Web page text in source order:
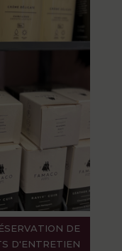
DE
D'ENTRETIEN